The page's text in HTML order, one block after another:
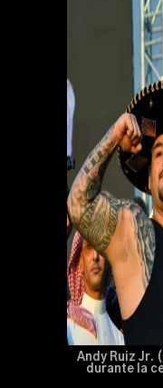
Andy Ruiz Jr.
durante la